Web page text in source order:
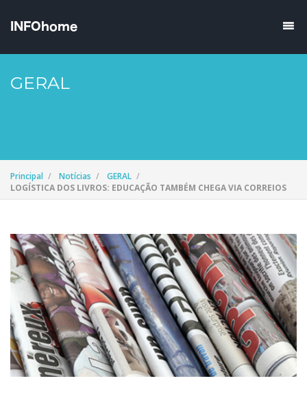
GERAL
Principal Notícias
GERAL
LOGÍSTICA DOS LIVROS: EDUCAÇÃO TAMBÉM CHEGA VIA CORREIOS